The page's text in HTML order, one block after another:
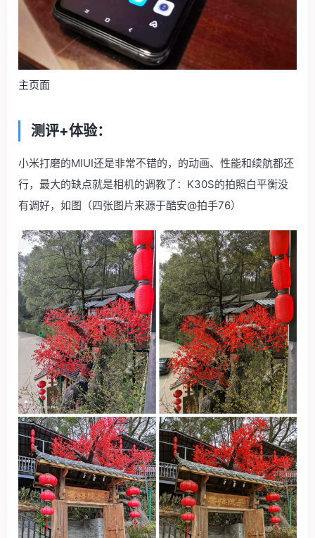
主页面
测评+体验：
小米打磨的MIUI还是非常不错的，的动画、性能和续航都还
行，最大的缺点就是相机的调教了：K30S的拍照白平衡没
有调好，如图（四张图片来源于酷安@拍手76）